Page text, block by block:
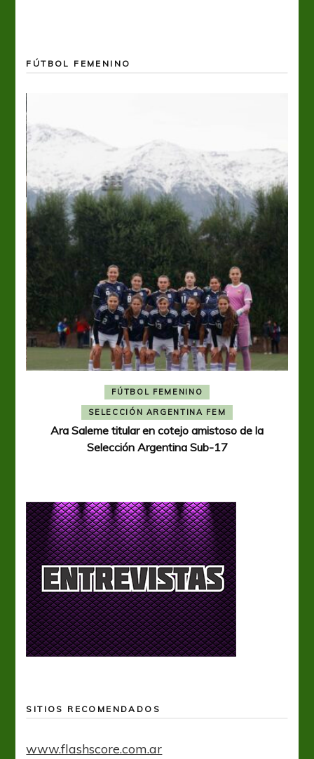
FÚTBOL FEMENINO
FÚTBOL FEMENINO
SELECCIÓN ARGENTINA FEM
Ara Saleme titular en cotejo amistoso de la
Selección Argentina Sub-17
SITIOS RECOMENDADOS
www.flashscore.com.ar